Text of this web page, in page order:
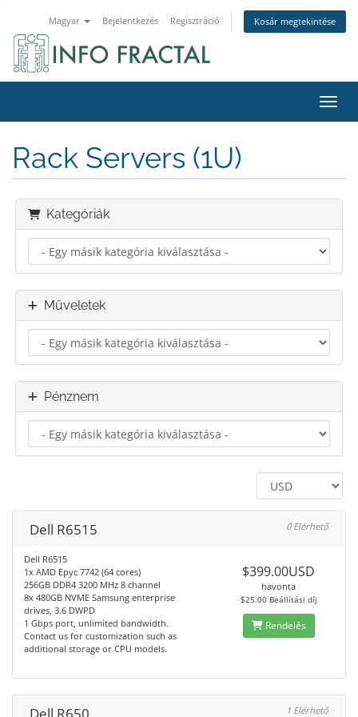
Magyar Bejelentkezés Regisztráció Kosár megtekintése
Rack Servers (1U)
Kategóriák
Műveletek
Pénznem
Dell R6515 0 Elérhető
Dell R6515
1x AMD Epyc 7742 (64 cores)
256GB DDR4 3200 MHz 8 channel
8x 480GB NVME Samsung enterprise
drives, 3.6 DWPD
1 Gbps port, unlimited bandwidth.
Contact us for customization such as
additional storage or CPU models.
$399.00USD
havonta
$25.00 Beállítási díj
Rendelés
1 Elérhető